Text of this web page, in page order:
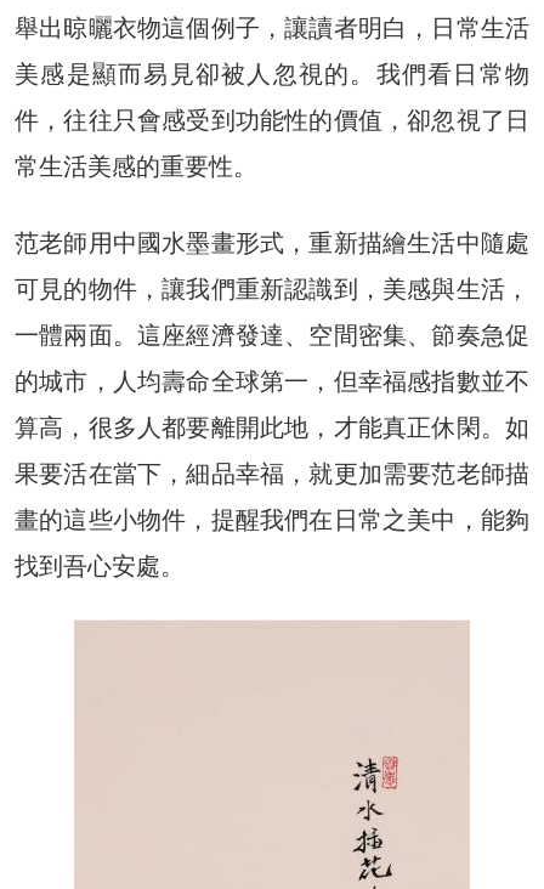
舉出晾曬衣物這個例子，讓讀者明白，日常生活
美感是顯而易見卻被人忽視的。我們看日常物
件，往往只會感受到功能性的價值，卻忽視了日
常生活美感的重要性。
范老師用中國水墨畫形式，重新描繪生活中隨處
可見的物件，讓我們重新認識到，美感與生活，
一體兩面。這座經濟發達、空間密集、節奏急促
的城市，人均壽命全球第一，但幸福感指數並不
算高，很多人都要離開此地，才能真正休閑。如
果要活在當下，細品幸福，就更加需要范老師描
畫的這些小物件，提醒我們在日常之美中，能夠
找到吾心安處。